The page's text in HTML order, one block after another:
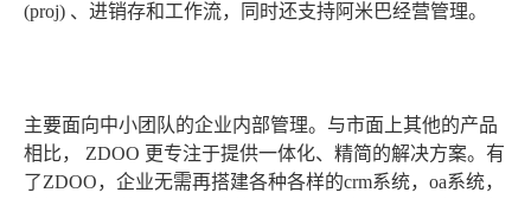
(proj) 、进销存和工作流，同时还支持阿米巴经营管理。
主要面向中小团队的企业内部管理。与市面上其他的产品
相比， ZDOO 更专注于提供一体化、精简的解决方案。有
了ZDOO，企业无需再搭建各种各样的crm系统，oa系统，